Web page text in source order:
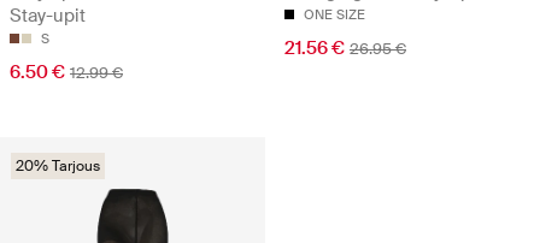
Stay-upit
S
6.50 € 12.99 €
ONE SIZE
21.56 € 26.95 €
20% Tarjous